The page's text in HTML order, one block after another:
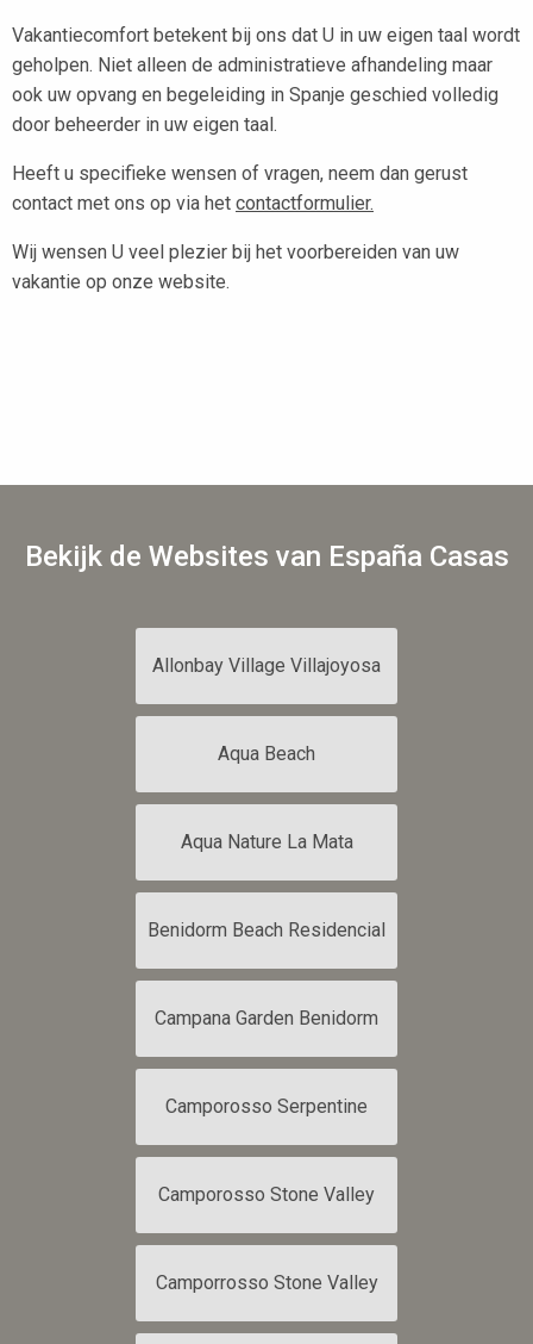
Vakantiecomfort betekent bij ons dat U in uw eigen taal wordt
geholpen. Niet alleen de administratieve afhandeling maar
ook uw opvang en begeleiding in Spanje geschied volledig
door beheerder in uw eigen taal.
Heeft u specifieke wensen of vragen, neem dan gerust
contact met ons op via het contactformulier.
Wij wensen U veel plezier bij het voorbereiden van uw
vakantie op onze website.
Bekijk de Websites van España Casas
Allonbay Village Villajoyosa
Aqua Beach
Aqua Nature La Mata
Benidorm Beach Residencial
Campana Garden Benidorm
Camporosso Serpentine
Camporosso Stone Valley
Camporrosso Stone Valley